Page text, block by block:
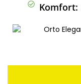
Komfort: